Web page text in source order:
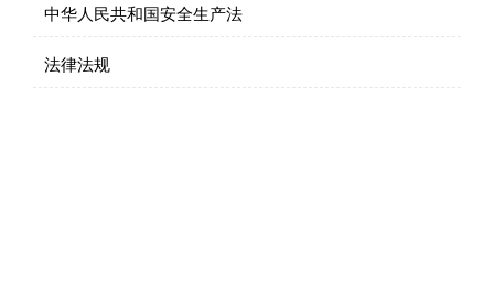
中华人民共和国安全生产法
法律法规